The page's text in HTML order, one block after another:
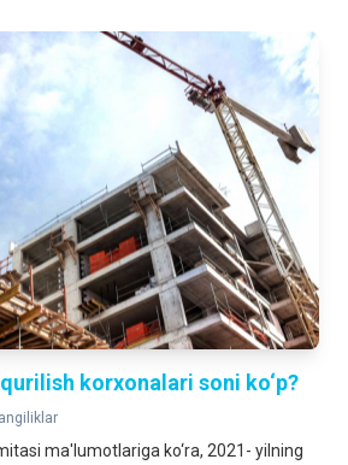
korxonalari soni ko‘p?
ma'lumotlariga ko‘ra, 2021- yilning